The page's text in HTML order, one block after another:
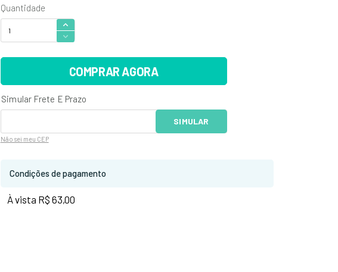
COMPRAR AGORA
Não sei meu CEP
Condições de pagamento
À vista R$ 63,00